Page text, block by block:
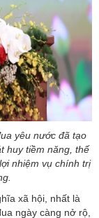
yêu nước đã tạo
huy tiềm năng, thế
nhiệm vụ chính trị
xã hội, nhất là
ngày càng nở rộ,